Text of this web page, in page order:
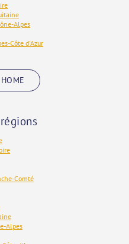
Alpes
Côte d'Azur
Comté
Alpes